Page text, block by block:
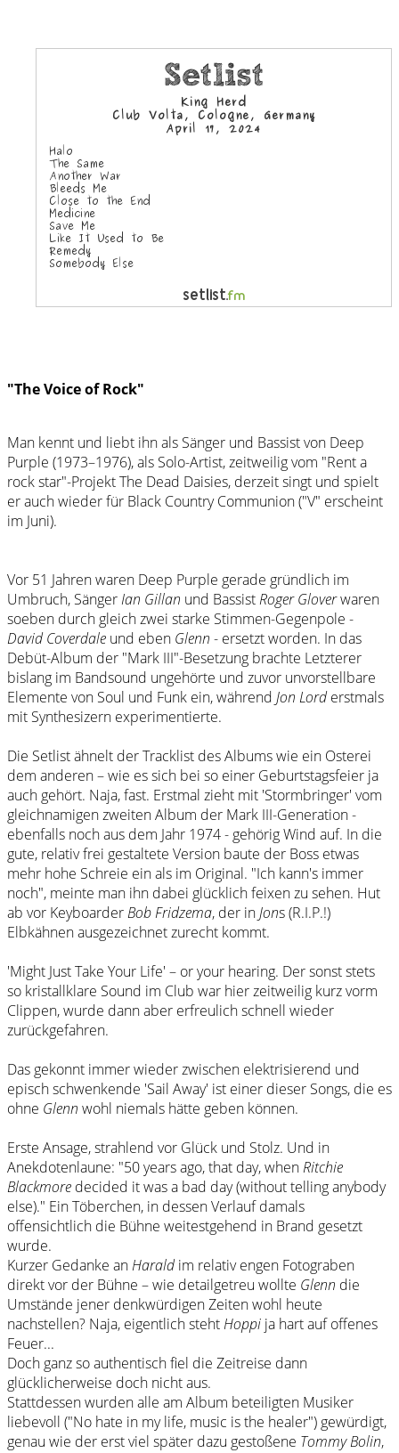
"The Voice of Rock"
Man kennt und liebt ihn als Sänger und Bassist von Deep
Purple (1973–1976), als Solo-Artist, zeitweilig vom "Rent a
rock star"-Projekt The Dead Daisies, derzeit singt und spielt
er auch wieder für Black Country Communion ("V" erscheint
im Juni).
Vor 51 Jahren waren Deep Purple gerade gründlich im
Umbruch, SängerIan Gillan und BassistRoger Gloverwaren
soeben durch gleich zwei starke Stimmen-Gegenpole -
David Coverdale und eben Glenn - ersetzt worden. In das
Debüt-Album der "Mark III"-Besetzung brachte Letzterer
bislang im Bandsound ungehörte und zuvor unvorstellbare
Elemente von Soul und Funk ein, während Jon Lorderstmals
mit Synthesizern experimentierte.
Die Setlist ähnelt der Tracklist des Albums wie ein Osterei
dem anderen – wie es sich bei so einer Geburtstagsfeier ja
auch gehört. Naja, fast. Erstmal zieht mit 'Stormbringer' vom
gleichnamigen zweiten Album der Mark III-Generation -
ebenfalls noch aus dem Jahr 1974 - gehörig Wind auf. In die
gute, relativ frei gestaltete Version baute der Boss etwas
mehr hohe Schreie ein als im Original. "Ich kann's immer
noch", meinte man ihn dabei glücklich feixen zu sehen. Hut
ab vor KeyboarderBob Fridzema, der inJons (R.I.P.!)
Elbkähnen ausgezeichnet zurecht kommt.
'Might Just Take Your Life' – or your hearing. Der sonst stets
so kristallklare Sound im Club war hier zeitweilig kurz vorm
Clippen, wurde dann aber erfreulich schnell wieder
zurückgefahren.
Das gekonnt immer wieder zwischen elektrisierend und
episch schwenkende 'Sail Away' ist einer dieser Songs, die es
ohne Glenn wohl niemals hätte geben können.
Erste Ansage, strahlend vor Glück und Stolz. Und in
Anekdotenlaune: "50 years ago, that day, whenRitchie
Blackmore decided it was a bad day (without telling anybody
else)." Ein Töberchen, in dessen Verlauf damals
offensichtlich die Bühne weitestgehend in Brand gesetzt
wurde.
Kurzer Gedanke anHaraldim relativ engen Fotograben
direkt vor der Bühne – wie detailgetreu wollte Glenn die
Umstände jener denkwürdigen Zeiten wohl heute
nachstellen? Naja, eigentlich stehtHoppi ja hart auf offenes
Feuer...
Doch ganz so authentisch fiel die Zeitreise dann
glücklicherweise doch nicht aus.
Stattdessen wurden alle am Album beteiligten Musiker
liebevoll ("No hate in my life, music is the healer") gewürdigt,
genau wie der erst viel später dazu gestoßene Tommy Bolin,